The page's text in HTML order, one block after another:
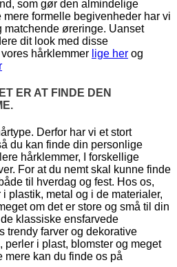
som gør den almindelige
mere formelle begivenheder har vi
matchende øreringe. Uanset
dit look med disse
hårklemmer lige her og
ER AT FINDE DEN
Derfor har vi et stort
du kan finde din personlige
hårklemmer, I forskellige
For at du nemt skal kunne finde
til hverdag og fest. Hos os,
plastik, metal og i de materialer,
om det er store og små til din
klassiske ensfarvede
trendy farver og dekorative
perler i plast, blomster og meget
mere kan du finde os på